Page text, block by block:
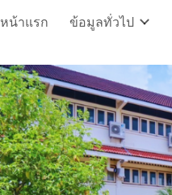
หน้าแรก ข้อมูลทั่วไป